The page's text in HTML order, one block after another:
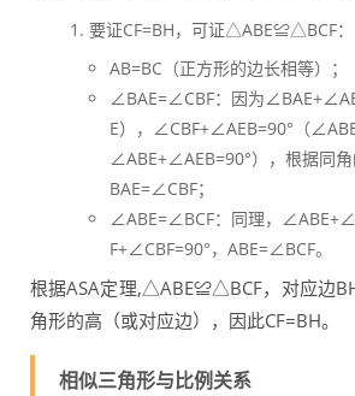
要证CF=BH，可证△ABE≌△BCF：
AB=BC（正方形的边长相等）；
∠BAE=∠CBF：因为
E），∠CBF+∠AEB=90°（
∠ABE+∠AEB=90°），根据同
BAE=∠CBF；
∠ABE=∠BCF：同理，
F+∠CBF=90°，ABE=∠BCF。
根据ASA定理,△ABE≌△BCF，对应边
角形的高（或对应边），因此CF=BH。
相似三角形与比例关系